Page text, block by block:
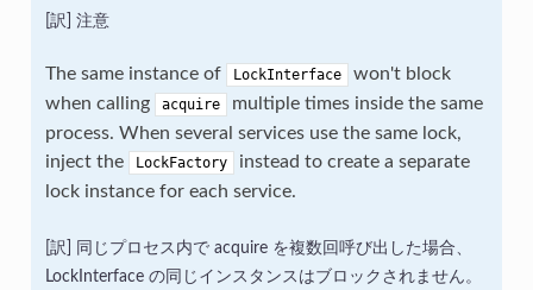
注意
The same instance of LockInterface
won't block
when calling
acquire
multiple times inside the same
process. When several services use the same lock,
inject the
LockFactory
instead to create a separate
lock instance for each service.
同じプロセス内で acquire を複数回呼び出した場合、
LockInterface の同じインスタンスはブロックされません。